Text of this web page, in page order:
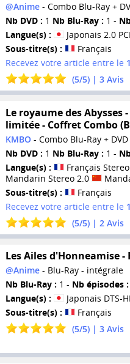
@Anime- Combo Blu-Ray +
Nb DVD : 1 Nb Blu-Ray : 1 -
Langue(s) :
Japonais 2.0
Sous-titre(s) :
Français
Recevez votre article entre le
(5/5) | 3Avis
Le royaume des Abysses
limitée - Coffret Combo
KMBO- Combo Blu-Ray +
Nb DVD : 1 Nb Blu-Ray : 1 -
Langue(s) :
Français
Mandarin Stereo 2.0
Sous-titre(s) :
Français
Recevez votre article entre le
(5/5) | 2Avis
Les Ailes d'Honneamise -
@Anime- Blu-Ray - intégrale
Nb Blu-Ray : 1 - Nb épisodes :
Langue(s) :
Japonais DTS-
Sous-titre(s) :
Français
(5/5) | 3Avis